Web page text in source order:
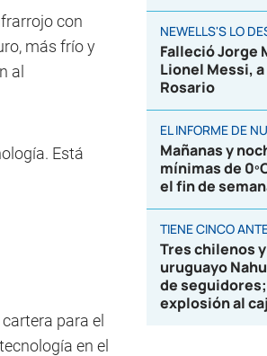
con
más frío y
al
Está
para el
en el
NEWELLS'S LO
Falleció Jorge
Lionel Messi,
Rosario
EL INFORME DE
Mañanas y
mínimas de
el fin de
TIENE CINCO
Tres chilenos
uruguayo
de
explosión al